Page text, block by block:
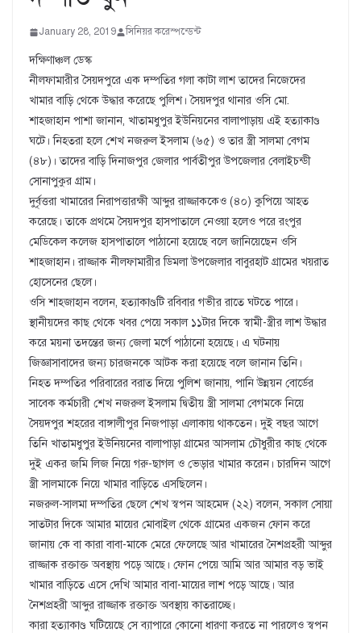
January 28, 2019 সিনিয়র করেস্পন্ডেন্ট
দক্ষিণাঞ্চল ডেস্ক
নীলফামারীর সৈয়দপুরে এক দম্পতির গলা কাটা লাশ তাদের নিজেদের
খামার বাড়ি থেকে উদ্ধার করেছে পুলিশ। সৈয়দপুর থানার ওসি মো.
শাহজাহান পাশা জানান, খাতামধুপুর ইউনিয়নের বালাপাড়ায় এই হত্যাকাণ্ড
ঘটে। নিহতরা হলে শেখ নজরুল ইসলাম (৬৫) ও তার স্ত্রী সালমা বেগম
(৪৮)। তাদের বাড়ি দিনাজপুর জেলার পার্বতীপুর উপজেলার বেলাইচন্ডী
সোনাপুকুর গ্রাম।
দুর্বৃত্তরা খামারের নিরাপত্তারক্ষী আব্দুর রাজ্জাককেও (৪০) কুপিয়ে আহত
করেছে। তাকে প্রথমে সৈয়দপুর হাসপাতালে নেওয়া হলেও পরে রংপুর
মেডিকেল কলেজ হাসপাতালে পাঠানো হয়েছে বলে জানিয়েছেন ওসি
শাহজাহান। রাজ্জাক নীলফামারীর ডিমলা উপজেলার বাবুরহাট গ্রামের খয়রাত
হোসেনের ছেলে।
ওসি শাহজাহান বলেন, হত্যাকাণ্ডটি রবিবার গভীর রাতে ঘটতে পারে।
স্থানীয়দের কাছ থেকে খবর পেয়ে সকাল ১১টার দিকে স্বামী-স্ত্রীর লাশ উদ্ধার
করে ময়না তদন্তের জন্য জেলা মর্গে পাঠানো হয়েছে। এ ঘটনায়
জিজ্ঞাসাবাদের জন্য চারজনকে আটক করা হয়েছে বলে জানান তিনি।
নিহত দম্পতির পরিবারের বরাত দিয়ে পুলিশ জানায়, পানি উন্নয়ন বোর্ডের
সাবেক কর্মচারী শেখ নজরুল ইসলাম দ্বিতীয় স্ত্রী সালমা বেগমকে নিয়ে
সৈয়দপুর শহরের বাঙ্গালীপুর নিজপাড়া এলাকায় থাকতেন। দুই বছর আগে
তিনি খাতামধুপুর ইউনিয়নের বালাপাড়া গ্রামের আসলাম চৌধুরীর কাছ থেকে
দুই একর জমি লিজ নিয়ে গরু-ছাগল ও ভেড়ার খামার করেন। চারদিন আগে
স্ত্রী সালমাকে নিয়ে খামার বাড়িতে এসছিলেন।
নজরুল-সালমা দম্পতির ছেলে শেখ স্বপন আহমেদ (২২) বলেন, সকাল সোয়া
সাতটার দিকে আমার মায়ের মোবাইল থেকে গ্রামের একজন ফোন করে
জানায় কে বা কারা বাবা-মাকে মেরে ফেলেছে আর খামারের নৈশপ্রহরী আব্দুর
রাজ্জাক রক্তাক্ত অবস্থায় পড়ে আছে। ফোন পেয়ে আমি আর আমার বড় ভাই
খামার বাড়িতে এসে দেখি আমার বাবা-মায়ের লাশ পড়ে আছে। আর
নৈশপ্রহরী আব্দুর রাজ্জাক রক্তাক্ত অবস্থায় কাতরাচ্ছে।
কারা হত্যাকাণ্ড ঘটিয়েছে সে ব্যাপারে কোনো ধারণা করতে না পারলেও স্বপন